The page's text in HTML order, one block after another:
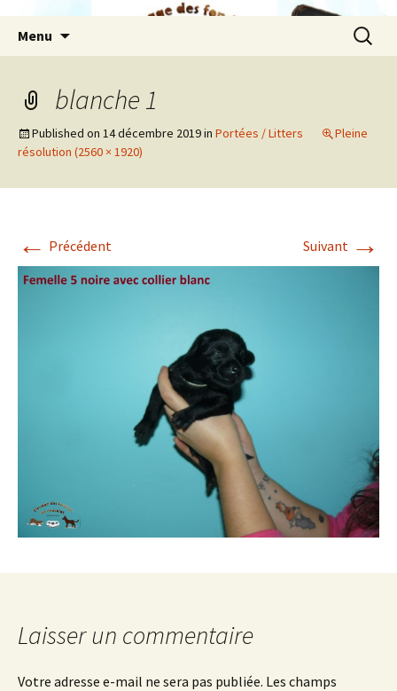
Menu
blanche 1
Published on 14 décembre 2019in Portées / Litters
Pleine
résolution (2560 × 1920)
← Précédent Suivant →
Laisser un commentaire
Votre adresse e-mail ne sera pas publiée. Les champs